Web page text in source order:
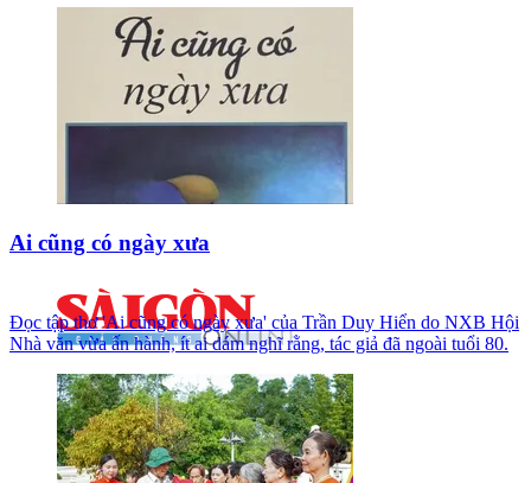
Ai cũng có ngày xưa
Đọc tập thơ 'Ai cũng có ngày xưa' của Trần Duy Hiển do NXB Hội
Nhà văn vừa ấn hành, ít ai dám nghĩ rằng, tác giả đã ngoài tuổi 80.